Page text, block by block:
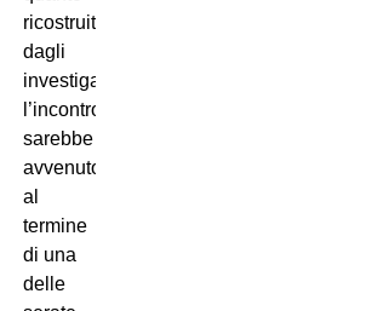
ricostruito
dagli
investigatori,
l’incontro
sarebbe
avvenuto
al
termine
di una
delle